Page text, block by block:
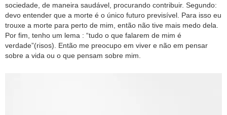
sociedade, de maneira saudável, procurando contribuir. Segundo:
devo entender que a morte é o único futuro previsível. Para isso eu
trouxe a morte para perto de mim, então não tive mais medo dela.
Por fim, tenho um lema : “tudo o que falarem de mim é
verdade”(risos). Então me preocupo em viver e não em pensar
sobre a vida ou o que pensam sobre mim.